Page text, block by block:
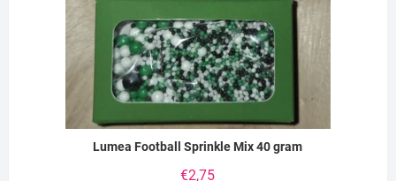
Lumea Football Sprinkle Mix 40 gram
€2,75